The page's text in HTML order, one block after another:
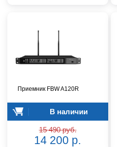
Приемник FBW A120R
В наличии
15 490 руб.
14 200 р.